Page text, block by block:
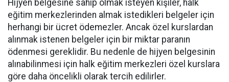
Hijyen belgesine sahip olmak isteyen kişiler, halk
eğitim merkezlerinden almak istedikleri belgeler için
herhangi bir ücret ödemezler. Ancak özel kurslardan
alınmak istenen belgeler için bir miktar paranın
ödenmesi gereklidir. Bu nedenle de hijyen belgesinin
alınabilinmesi için halk eğitim merkezleri özel kurslara
göre daha öncelikli olarak tercih edilirler.